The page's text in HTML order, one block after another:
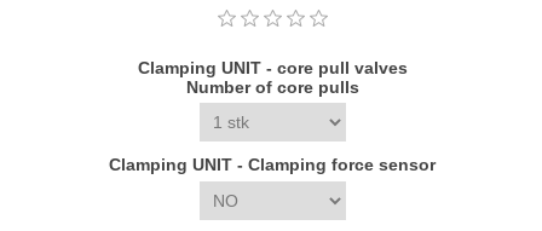
Clamping UNIT - core pull valves
Number of core pulls
Clamping UNIT - Clamping force sensor